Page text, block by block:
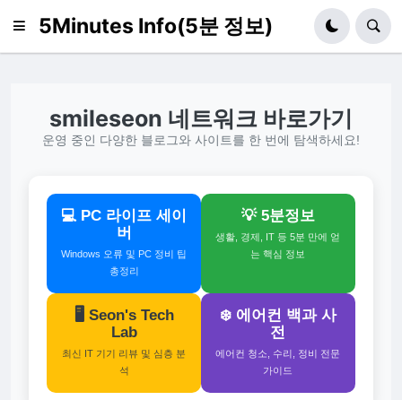
5Minutes Info(5분 정보)
smileseon 네트워크 바로가기
운영 중인 다양한 블로그와 사이트를 한 번에 탐색하세요!
💻 PC 라이프 세이
버
Windows 오류 및 PC 정비 팁
총정리
💡 5분정보
생활, 경제, IT 등 5분 만에 얻
는 핵심 정보
🖥️ Seon's Tech
Lab
최신 IT 기기 리뷰 및 심층 분
석
❄️ 에어컨 백과 사
전
에어컨 청소, 수리, 정비 전문
가이드